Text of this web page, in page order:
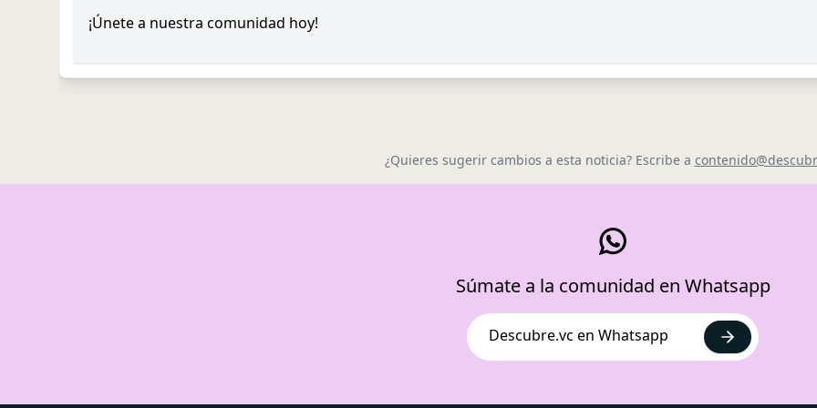
¡Únete a nuestra comunidad hoy!
¿Quieres sugerir cambios a esta noticia? Escribe a
Súmate a la comunidad en Whatsapp
Descubre.vc en Whatsapp